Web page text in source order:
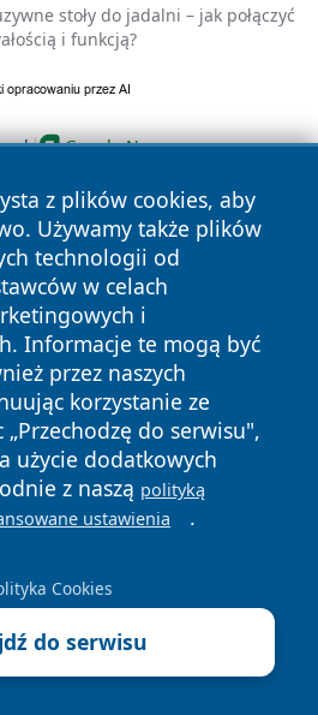
stoły do jadalni – jak połączyć
i funkcją?
Google News
07:30
Z SENSEM – „Widzę Cię”
Górach
08:00
w pałacowej scenerii.
sztuka i spotkania
14:30
sobota z mocnym
20:00
dziedzińcu pod
z plików cookies, aby
Używamy także plików
technologii od
w celach
i
Informacje te mogą być
przez naszych
korzystanie ze
do serwisu",
użycie dodatkowych
z naszą polityką
ustawienia .
Cookies
do serwisu